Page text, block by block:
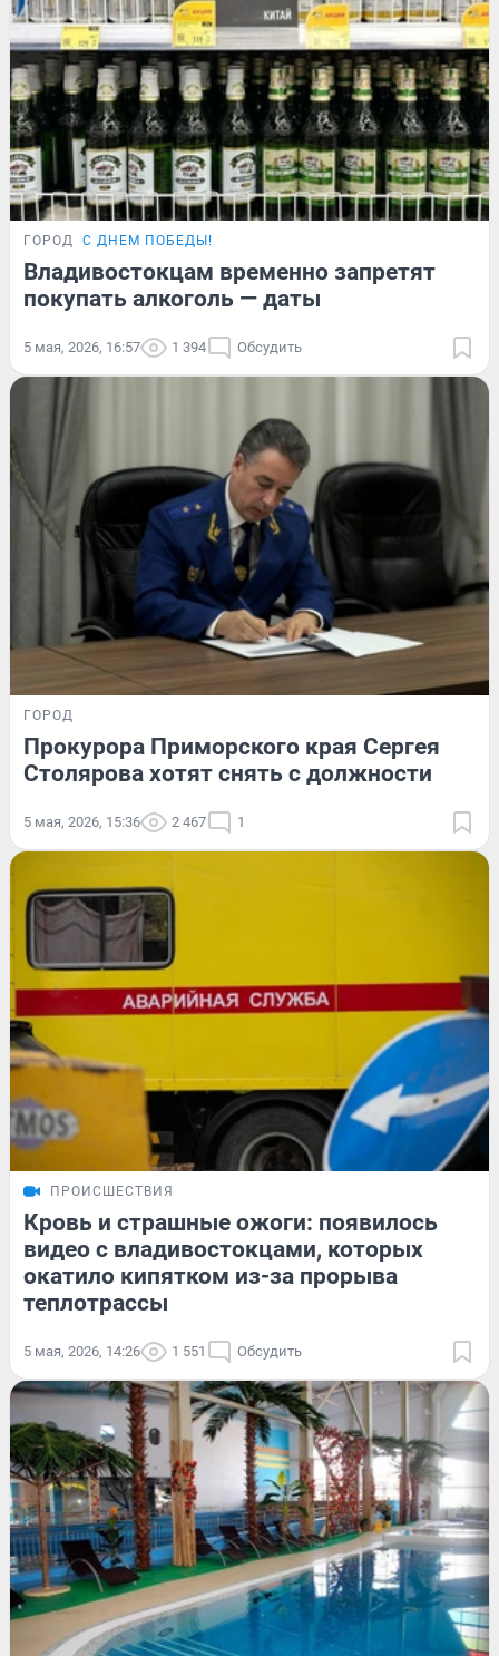
ГОРОД С ДНЕМ ПОБЕДЫ!
Владивостокцам временно запретят
покупать алкоголь — даты
5 мая, 2026, 16:57 1 394 Обсудить
ГОРОД
Прокурора Приморского края Сергея
Столярова хотят снять с должности
5 мая, 2026, 15:36 2 467 1
ПРОИСШЕСТВИЯ
Кровь и страшные ожоги: появилось
видео с владивостокцами, которых
окатило кипятком из-за прорыва
теплотрассы
5 мая, 2026, 14:26 1 551 Обсудить